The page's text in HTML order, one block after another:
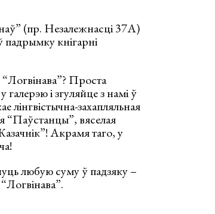
(пр. Незалежнасці 37А)
падрымку кнігарні
Проста
і згуляйце з намі ў
лінгвістычна-захапляльная
“Паўстанцы”, вяселая
Акрамя таго, у
любую суму ў падзяку –